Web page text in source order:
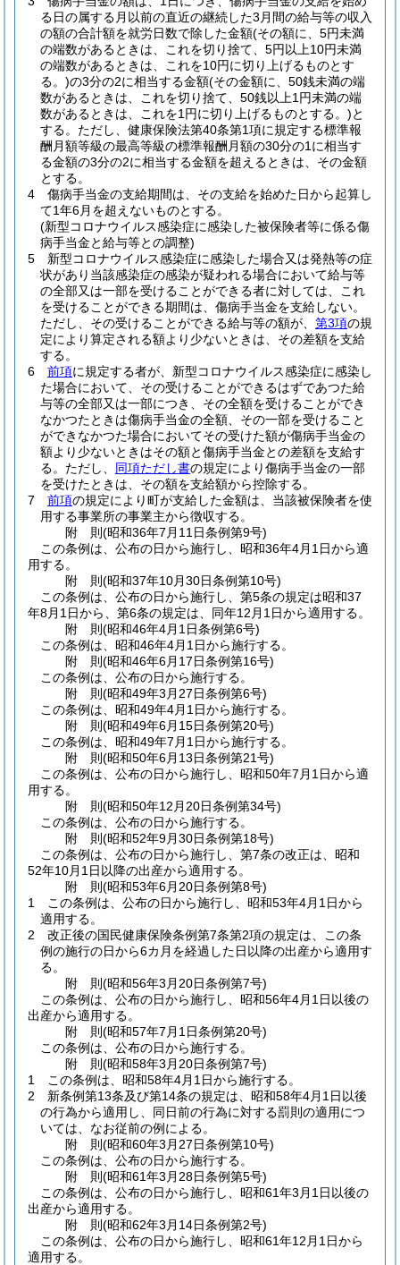
る日の属する月以前の直近の継続した3月間の給与等の収入
の額の合計額を就労日数で除した金額(その額に、5円未満
の端数があるときは、これを切り捨て、5円以上10円未満
の端数があるときは、これを10円に切り上げるものとす
る。)の3分の2に相当する金額(その金額に、50銭未満の端
数があるときは、これを切り捨て、50銭以上1円未満の端
数があるときは、これを1円に切り上げるものとする。)と
する。 ただし、健康保険法第40条第1項に規定する標準報
酬月額等級の最高等級の標準報酬月額の30分の1に相当す
る金額の3分の2に相当する金額を超えるときは、その金額
とする。
4
傷病手当金の支給期間は、その支給を始めた日から起算し
て1年6月を超えないものとする。
(新型コロナウイルス感染症に感染した被保険者等に係る傷
病手当金と給与等との調整)
5
新型コロナウイルス感染症に感染した場合又は発熱等の症
状があり当該感染症の感染が疑われる場合において給与等
の全部又は一部を受けることができる者に対しては、これ
を受けることができる期間は、傷病手当金を支給しない。
ただし、その受けることができる給与等の額が、 第3項の規
定により算定される額より少ないときは、その差額を支給
する。
6
前項に規定する者が、新型コロナウイルス感染症に感染し
た場合において、その受けることができるはずであつた給
与等の全部又は一部につき、その全額を受けることができ
なかつたときは傷病手当金の全額、その一部を受けること
ができなかつた場合においてその受けた額が傷病手当金の
額より少ないときはその額と傷病手当金との差額を支給す
る。 ただし、 同項ただし書の規定により傷病手当金の一部
を受けたときは、その額を支給額から控除する。
7
前項の規定により町が支給した金額は、当該被保険者を使
用する事業所の事業主から徴収する。
附 則(昭和36年7月11日条例第9号)
この条例は、公布の日から施行し、昭和36年4月1日から適
用する。
附 則(昭和37年10月30日条例第10号)
この条例は、公布の日から施行し、第5条の規定は昭和37
年8月1日から、第6条の規定は、同年12月1日から適用する。
附 則(昭和46年4月1日条例第6号)
この条例は、昭和46年4月1日から施行する。
附 則(昭和46年6月17日条例第16号)
この条例は、公布の日から施行する。
附 則(昭和49年3月27日条例第6号)
この条例は、昭和49年4月1日から施行する。
附 則(昭和49年6月15日条例第20号)
この条例は、昭和49年7月1日から施行する。
附 則(昭和50年6月13日条例第21号)
この条例は、公布の日から施行し、昭和50年7月1日から適
用する。
附 則(昭和50年12月20日条例第34号)
この条例は、公布の日から施行する。
附 則(昭和52年9月30日条例第18号)
この条例は、公布の日から施行し、第7条の改正は、昭和
52年10月1日以降の出産から適用する。
附 則(昭和53年6月20日条例第8号)
1
この条例は、公布の日から施行し、昭和53年4月1日から
適用する。
2
改正後の国民健康保険条例第7条第2項の規定は、この条
例の施行の日から6カ月を経過した日以降の出産から適用す
る。
附 則(昭和56年3月20日条例第7号)
この条例は、公布の日から施行し、昭和56年4月1日以後の
出産から適用する。
附 則(昭和57年7月1日条例第20号)
この条例は、公布の日から施行する。
附 則(昭和58年3月20日条例第7号)
1
この条例は、昭和58年4月1日から施行する。
2
新条例第13条及び第14条の規定は、昭和58年4月1日以後
の行為から適用し、同日前の行為に対する罰則の適用につ
いては、なお従前の例による。
附 則(昭和60年3月27日条例第10号)
この条例は、公布の日から施行する。
附 則(昭和61年3月28日条例第5号)
この条例は、公布の日から施行し、昭和61年3月1日以後の
出産から適用する。
附 則(昭和62年3月14日条例第2号)
この条例は、公布の日から施行し、昭和61年12月1日から
適用する。